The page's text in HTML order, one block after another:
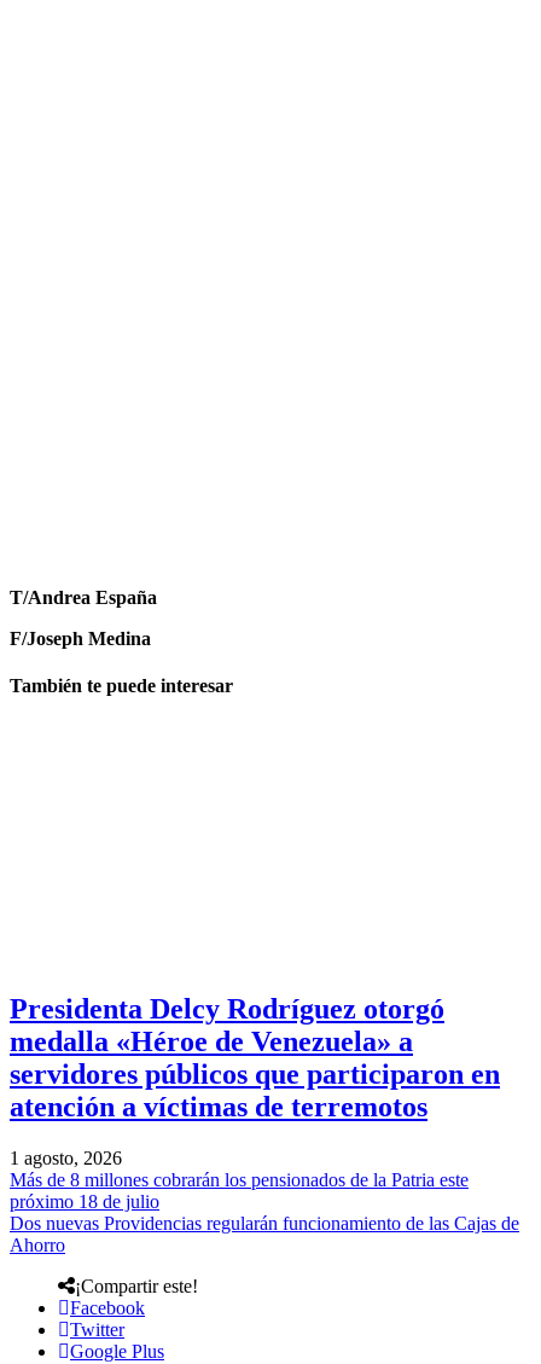
T/Andrea España
F/Joseph Medina
También te puede interesar
Presidenta Delcy Rodríguez otorgó
medalla «Héroe de Venezuela» a
servidores públicos que participaron en
atención a víctimas de terremotos
1 agosto, 2026
Más de 8 millones cobrarán los pensionados de la Patria este
próximo 18 de julio
Dos nuevas Providencias regularán funcionamiento de las Cajas de
Ahorro
¡Compartir este!
Facebook
Twitter
Google Plus